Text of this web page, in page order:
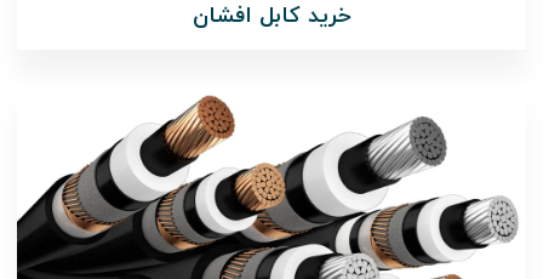
خرید کابل افشان